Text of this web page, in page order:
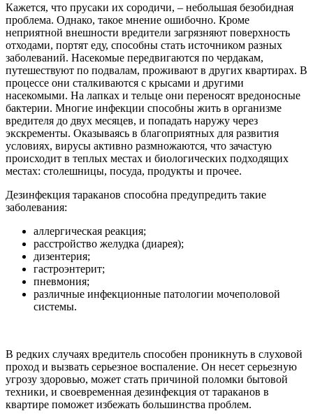
Кажется, что прусаки их сородичи, – небольшая безобидная
проблема. Однако, такое мнение ошибочно. Кроме
неприятной внешности вредители загрязняют поверхность
отходами, портят еду, способны стать источником разных
заболеваний. Насекомые передвигаются по чердакам,
путешествуют по подвалам, проживают в других квартирах. В
процессе они сталкиваются с крысами и другими
насекомыми. На лапках и тельце они переносят вредоносные
бактерии. Многие инфекции способны жить в организме
вредителя до двух месяцев, и попадать наружу через
экскременты. Оказываясь в благоприятных для развития
условиях, вирусы активно размножаются, что зачастую
происходит в теплых местах и биологических подходящих
местах: столешницы, посуда, продукты и прочее.
Дезинфекция тараканов способна предупредить такие
заболевания:
аллергическая реакция;
расстройство желудка (диарея);
дизентерия;
гастроэнтерит;
пневмония;
различные инфекционные патологии мочеполовой
системы.
В редких случаях вредитель способен проникнуть в слуховой
проход и вызвать серьезное воспаление. Он несет серьезную
угрозу здоровью, может стать причиной поломки бытовой
техники, и своевременная дезинфекция от тараканов в
квартире поможет избежать большинства проблем.